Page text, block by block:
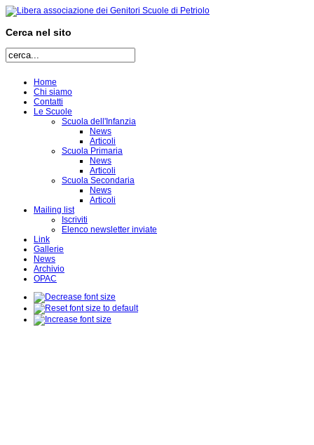
Cerca nel sito
Home
Chi siamo
Contatti
Le Scuole
Scuola dell'Infanzia
News
Articoli
Scuola Primaria
News
Articoli
Scuola Secondaria
News
Articoli
Mailing list
Iscriviti
Elenco newsletter inviate
Link
Gallerie
News
Archivio
OPAC